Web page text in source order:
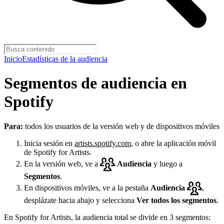
InicioEstadísticas de la audiencia
Segmentos de audiencia en
Spotify
Para: todos los usuarios de la versión web y de dispositivos móviles
Inicia sesión en artists.spotify.com, o abre la aplicación móvil
de Spotify for Artists.
En la versión web, ve a
Audiencia y luego a
Segmentos.
En dispositivos móviles, ve a la pestaña Audiencia
,
desplázate hacia abajo y selecciona Ver todos los segmentos.
En Spotify for Artists, la audiencia total se divide en 3 segmentos: